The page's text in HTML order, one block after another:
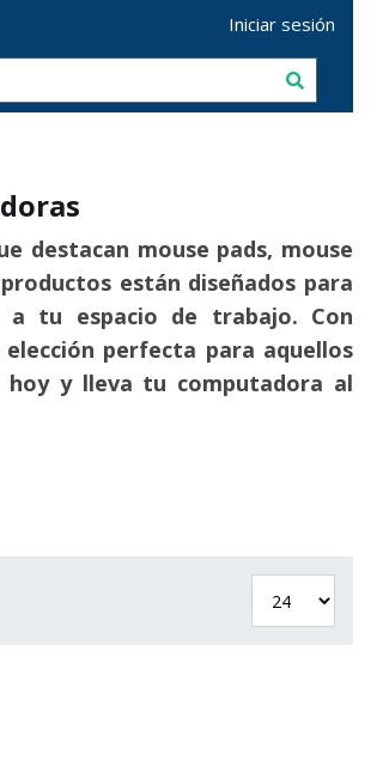
Iniciar sesión
destacan mouse pads, mouse
están diseñados para
a tu espacio de trabajo. Con
perfecta para aquellos
hoy y lleva tu computadora al